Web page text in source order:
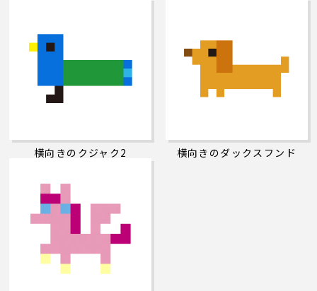
横向きのクジャク2 横向きのダックスフンド